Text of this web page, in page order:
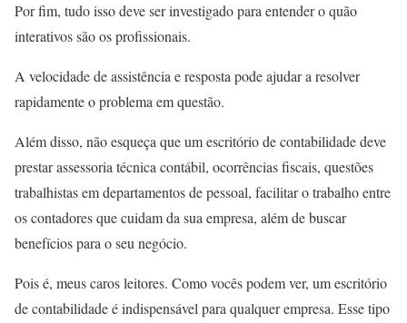
Por fim, tudo isso deve ser investigado para entender o quão
interativos são os profissionais.
A velocidade de assistência e resposta pode ajudar a resolver
rapidamente o problema em questão.
Além disso, não esqueça que um escritório de contabilidade deve
prestar assessoria técnica contábil, ocorrências fiscais, questões
trabalhistas em departamentos de pessoal, facilitar o trabalho entre
os contadores que cuidam da sua empresa, além de buscar
benefícios para o seu negócio.
Pois é, meus caros leitores. Como vocês podem ver, um escritório
de contabilidade é indispensável para qualquer empresa. Esse tipo